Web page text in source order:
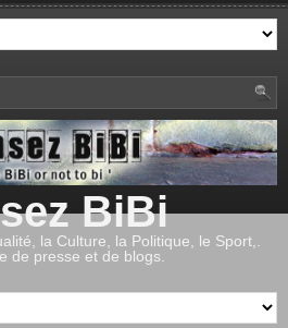
BiBi
la Culture, la Politique, le Sport,.
de presse et de blogs.